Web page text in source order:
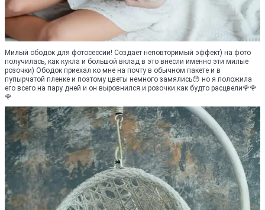
Милый ободок для фотосессии! Создает неповторимый эффект) на фото
получилась, как кукла и большой вклад в это внесли именно эти милые
розочки) Ободок приехал ко мне на почту в обычном пакете и в
пупырчатой пленке и поэтому цветы немного замялись😯 но я положила
его всего на пару дней и он выровнился и розочки как будто расцвели🌹🌹
🌹